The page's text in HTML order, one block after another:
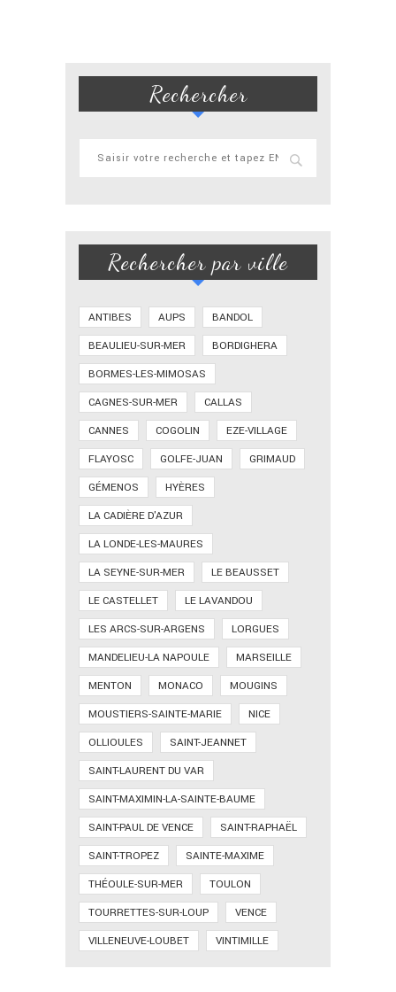
Rechercher
Rechercher par ville
ANTIBES AUPS
BANDOL
BEAULIEU-SUR-MER
BORDIGHERA
BORMES-LES-MIMOSAS
CAGNES-SUR-MER
CALLAS
CANNES
COGOLIN
EZE-VILLAGE
FLAYOSC
GOLFE-JUAN
GRIMAUD
GÉMENOS
HYÈRES
LA CADIÈRE D'AZUR
LA LONDE-LES-MAURES
LA SEYNE-SUR-MER
LE BEAUSSET
LE CASTELLET
LE LAVANDOU
LES ARCS-SUR-ARGENS
LORGUES
MANDELIEU-LA NAPOULE
MARSEILLE
MENTON
MONACO
MOUGINS
MOUSTIERS-SAINTE-MARIE
NICE
OLLIOULES
SAINT-JEANNET
SAINT-LAURENT DU VAR
SAINT-MAXIMIN-LA-SAINTE-BAUME
SAINT-PAUL DE VENCE
SAINT-RAPHAËL
SAINT-TROPEZ
SAINTE-MAXIME
THÉOULE-SUR-MER
TOULON
TOURRETTES-SUR-LOUP
VENCE
VILLENEUVE-LOUBET
VINTIMILLE